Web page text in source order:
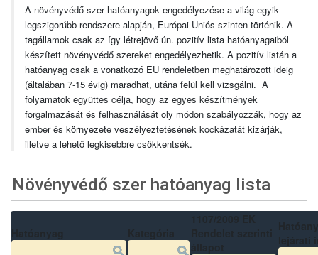
A növényvédő szer hatóanyagok engedélyezése a világ egyik
legszigorúbb rendszere alapján, Európai Uniós szinten történik. A
tagállamok csak az így létrejövő ún. pozitív lista hatóanyagaiból
készített növényvédő szereket engedélyezhetik. A pozitív listán a
hatóanyag csak a vonatkozó EU rendeletben meghatározott ideig
(általában 7-15 évig) maradhat, utána felül kell vizsgálni. A
folyamatok együttes célja, hogy az egyes készítmények
forgalmazását és felhasználását oly módon szabályozzák, hogy az
ember és környezete veszélyeztetésének kockázatát kizárják,
illetve a lehető legkisebbre csökkentsék.
Növényvédő szer hatóanyag lista